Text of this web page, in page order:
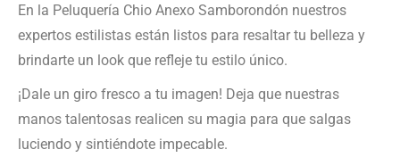
En la Peluquería Chio Anexo Samborondón‍‍‍ nuestros
expertos estilistas están listos para resaltar tu belleza y
brindarte un look que refleje tu estilo único.
¡Dale un giro fresco a tu imagen! Deja que nuestras
manos talentosas realicen su magia para que salgas
luciendo y sintiéndote impecable.